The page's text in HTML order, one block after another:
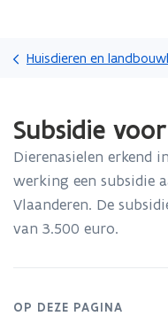
Huisdieren en
met
laden.
bevindt
zich
op:
Subsidie
Subsidie
Dierenasielen erkend
werking een subsidie
Vlaanderen. De
van 3.500 euro.
OP DEZE PAGINA